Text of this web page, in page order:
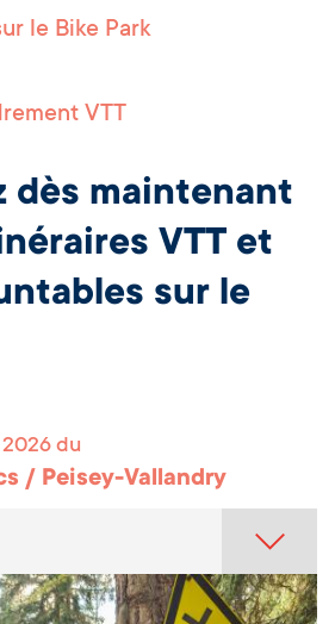
le Bike Park
VTT
dès maintenant
VTT et
sur le
du
/ Peisey-Vallandry